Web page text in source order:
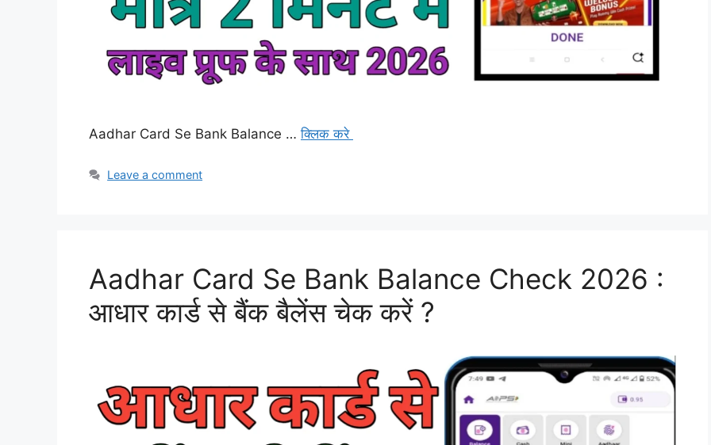
Aadhar Card Se Bank Balance …क्लिक करे
Leave a comment
Aadhar Card Se Bank Balance Check 2026 :
आधार कार्ड से बैंक बैलेंस चेक करें ?